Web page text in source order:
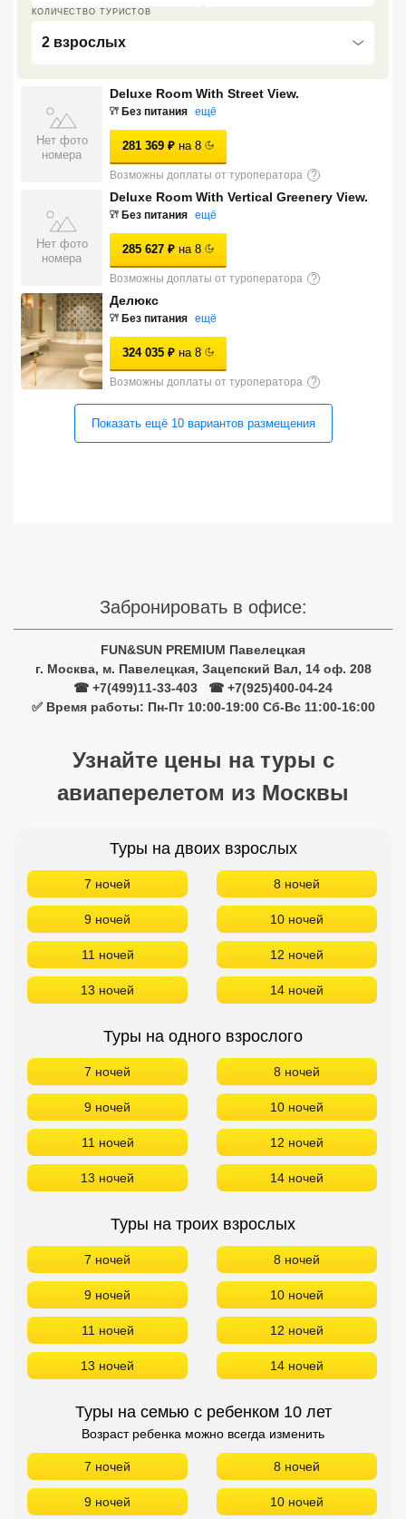
КОЛИЧЕСТВО ТУРИСТОВ
2 взрослых
Нет фото
номера
Deluxe Room With Street View.
Без питания ещё
281 369 ₽ на 8
Возможны доплаты от туроператора ?
Нет фото
номера
Deluxe Room With Vertical Greenery View.
Без питания ещё
285 627 ₽ на 8
Возможны доплаты от туроператора ?
Делюкс
Без питания ещё
324 035 ₽ на 8
Возможны доплаты от туроператора ?
Показать ещё 10 вариантовразмещения
Забронировать в офисе:
FUN&SUN PREMIUM Павелецкая
г. Москва, м. Павелецкая, Зацепский Вал, 14 оф. 208
☎ +7(499)11-33-403
☎ +7(925)400-04-24
✅ Время работы: Пн-Пт 10:00-19:00 Сб-Вс 11:00-16:00
Узнайте цены на туры с
авиаперелетом из Москвы
Туры на двоих взрослых
7 ночей 8 ночей
9 ночей 10 ночей
11 ночей 12 ночей
13 ночей 14 ночей
Туры на одного взрослого
7 ночей 8 ночей
9 ночей 10 ночей
11 ночей 12 ночей
13 ночей 14 ночей
Туры на троих взрослых
7 ночей 8 ночей
9 ночей 10 ночей
11 ночей 12 ночей
13 ночей 14 ночей
Туры на семью с ребенком 10 лет
Возраст ребенка можно всегда изменить
7 ночей 8 ночей
9 ночей 10 ночей
Лучшие отели 4* звезды
Недорогие отели 4*
Лучшие отели 3* звезды
Недорогие отели 3*
Сетевые отели Турции
Сетевые отели Египта
Сетевые отели ОАЭ
Сетевые отели Таиланда
Сетевые отели Бали
Сетевые отели Сейшел
Сетевые отели Маврикия